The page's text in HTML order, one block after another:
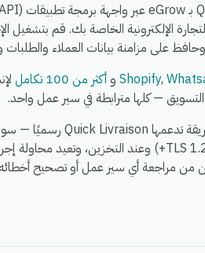
Shopify, و أكثر من 100 تكامل
التسويق — كلها مترابطة في سير عمل واحد.
من مراجعة أي سير عمل أو تصحيح